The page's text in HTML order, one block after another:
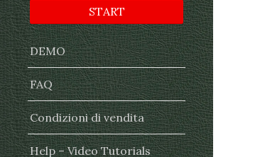
START
DEMO
FAQ
Condizioni di vendita
Help – Video Tutorials